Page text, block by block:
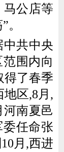
马公店等
。
共中央
围内向
得了春季
区,8月,
南夏邑
任命张
月,西进